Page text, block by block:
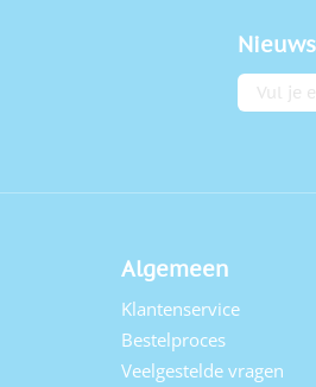
E-
Algemeen
Klantenservice
Bestelproces
Veelgestelde vragen